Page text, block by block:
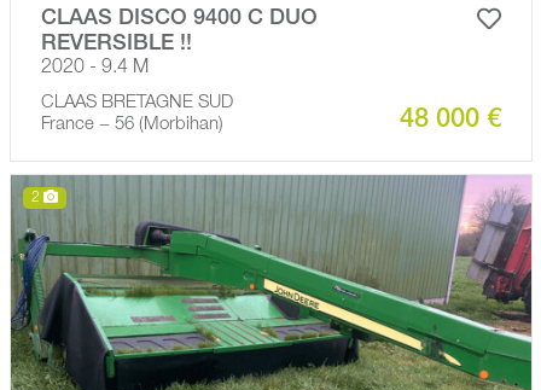
CLAAS DISCO 9400 C DUO
REVERSIBLE !!
2020 - 9.4 M
CLAAS BRETAGNE SUD
France − 56 (Morbihan)
48 000 €
2